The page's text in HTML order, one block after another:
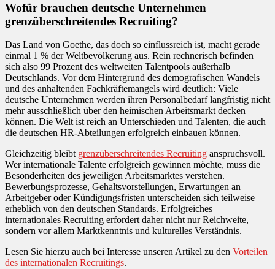
Wofür brauchen deutsche Unternehmen
grenzüberschreitendes Recruiting?
Das Land von Goethe, das doch so einflussreich ist, macht gerade
einmal 1 % der Weltbevölkerung aus. Rein rechnerisch befinden
sich also 99 Prozent des weltweiten Talentpools außerhalb
Deutschlands. Vor dem Hintergrund des demografischen Wandels
und des anhaltenden Fachkräftemangels wird deutlich: Viele
deutsche Unternehmen werden ihren Personalbedarf langfristig nicht
mehr ausschließlich über den heimischen Arbeitsmarkt decken
können. Die Welt ist reich an Unterschieden und Talenten, die auch
die deutschen HR-Abteilungen erfolgreich einbauen können.
Gleichzeitig bleibt grenzüberschreitendes Recruiting anspruchsvoll.
Wer internationale Talente erfolgreich gewinnen möchte, muss die
Besonderheiten des jeweiligen Arbeitsmarktes verstehen.
Bewerbungsprozesse, Gehaltsvorstellungen, Erwartungen an
Arbeitgeber oder Kündigungsfristen unterscheiden sich teilweise
erheblich von den deutschen Standards. Erfolgreiches
internationales Recruiting erfordert daher nicht nur Reichweite,
sondern vor allem Marktkenntnis und kulturelles Verständnis.
Lesen Sie hierzu auch bei Interesse unseren Artikel zu den Vorteilen
des internationalen Recruitings.